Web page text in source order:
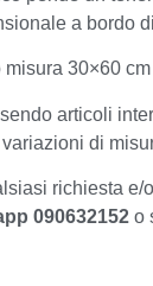
a bordo
misura 30×60
articoli
di
richiesta e/
090632152 o